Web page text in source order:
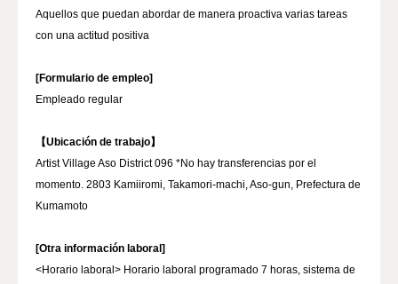
Aquellos que puedan abordar de manera proactiva varias tareas
con una actitud positiva
[Formulario de empleo]
Empleado regular
【Ubicación de trabajo】
Artist Village Aso District 096 *No hay transferencias por el
momento. 2803 Kamiiromi, Takamori-machi, Aso-gun, Prefectura de
Kumamoto
[Otra información laboral]
<Horario laboral> Horario laboral programado 7 horas, sistema de